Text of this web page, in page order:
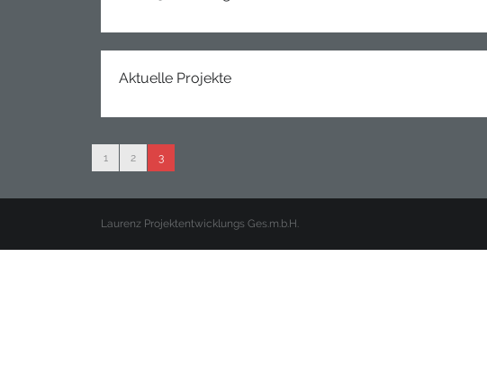
Aktuelle Projekte
1 2 3
Laurenz Projektentwicklungs Ges.m.b.H.